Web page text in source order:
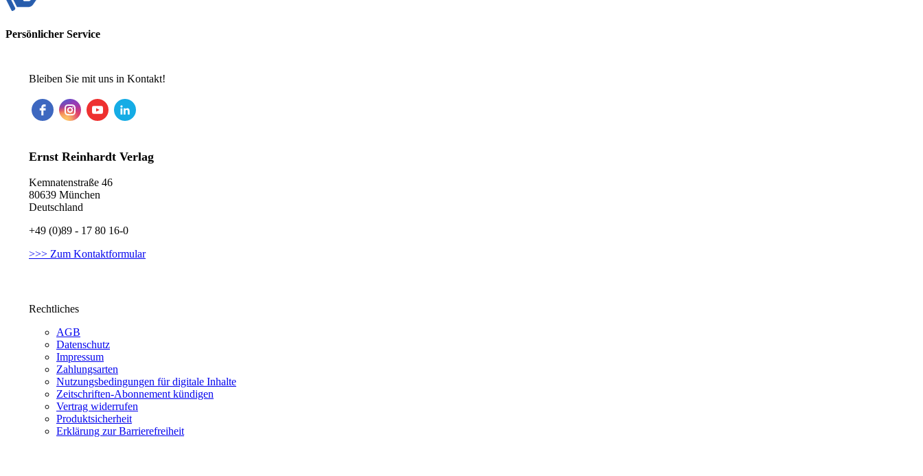
Persönlicher Service
Bleiben Sie mit uns in Kontakt!
Ernst Reinhardt Verlag
Kemnatenstraße 46
80639 München
Deutschland
+49 (0)89 - 17 80 16-0
>>> Zum Kontaktformular
Rechtliches
AGB
Datenschutz
Impressum
Zahlungsarten
Nutzungsbedingungen für digitale Inhalte
Zeitschriften-Abonnement kündigen
Vertrag widerrufen
Produktsicherheit
Erklärung zur Barrierefreiheit